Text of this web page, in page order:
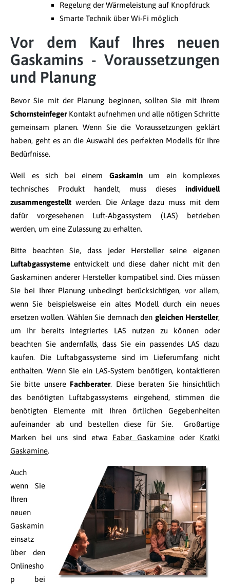
Regelung der Wärmeleistung auf Knopfdruck
Smarte Technik über Wi-Fi möglich
Vor dem Kauf Ihres neuen
Gaskamins - Voraussetzungen
und Planung
Bevor Sie mit der Planung beginnen, sollten Sie mit Ihrem
SchornsteinfegerKontakt aufnehmen und alle nötigen Schritte
gemeinsam planen. Wenn Sie die Voraussetzungen geklärt
haben, geht es an die Auswahl des perfekten Modells für Ihre
Bedürfnisse.
Weil es sich bei einem Gaskaminum ein komplexes
technisches Produkt handelt, muss dieses individuell
zusammengestellt werden. Die Anlage dazu muss mit dem
dafür vorgesehenen Luft-Abgassystem (LAS) betrieben
werden, um eine Zulassung zu erhalten.
Bitte beachten Sie, dass jeder Hersteller seine eigenen
Luftabgassysteme entwickelt und diese daher nicht mit den
Gaskaminen anderer Hersteller kompatibel sind. Dies müssen
Sie bei Ihrer Planung unbedingt berücksichtigen, vor allem,
wenn Sie beispielsweise ein altes Modell durch ein neues
ersetzen wollen. Wählen Sie demnach den gleichen Hersteller,
um Ihr bereits integriertes LAS nutzen zu können oder
beachten Sie andernfalls, dass Sie ein passendes LAS dazu
kaufen. Die Luftabgassysteme sind im Lieferumfang nicht
enthalten. Wenn Sie ein LAS-System benötigen, kontaktieren
Sie bitte unsere Fachberater. Diese beraten Sie hinsichtlich
des benötigten Luftabgassystems eingehend, stimmen die
benötigten Elemente mit Ihren örtlichen Gegebenheiten
aufeinander ab und bestellen diese für Sie. Großartige
Marken bei uns sind etwa Faber Gaskamineoder Kratki
Gaskamine.
Auch
wenn Sie
Ihren
neuen
Gaskamin
einsatz
über den
Onlinesho
p bei